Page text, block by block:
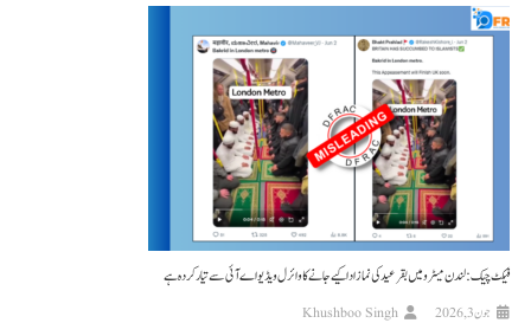
فیکٹ چیک: لندن میٹرو میں بقرعید کی نماز ادا کیے جانے کا وائرل ویڈیو اے آئی سے تیار کردہ ہے
جون 3, 2026 Khushboo Singh